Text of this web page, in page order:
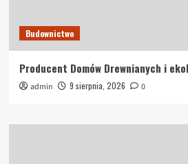
Budownictwo
Producent Domów Drewnianych i
admin 9 sierpnia, 2026 0